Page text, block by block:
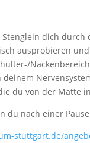
dich durch
ausprobieren
deinem
du von der Matte
nach einer
stuttgart.de/